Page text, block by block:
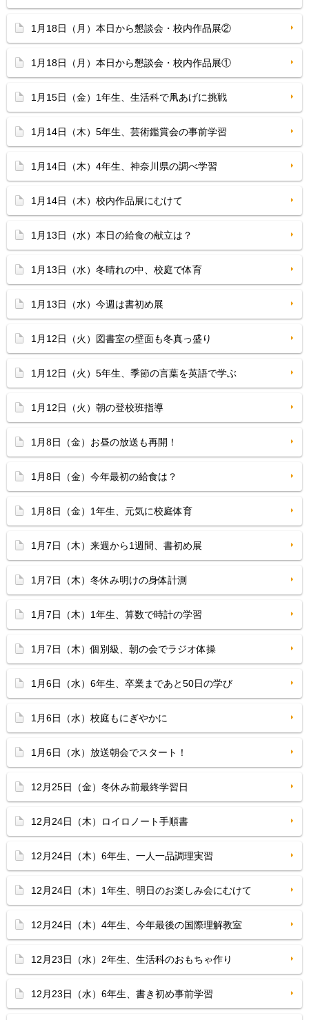
1月18日（月）本日から懇談会・校内作品展②
1月18日（月）本日から懇談会・校内作品展①
1月15日（金）1年生、生活科で凧あげに挑戦
1月14日（木）5年生、芸術鑑賞会の事前学習
1月14日（木）4年生、神奈川県の調べ学習
1月14日（木）校内作品展にむけて
1月13日（水）本日の給食の献立は？
1月13日（水）冬晴れの中、校庭で体育
1月13日（水）今週は書初め展
1月12日（火）図書室の壁面も冬真っ盛り
1月12日（火）5年生、季節の言葉を英語で学ぶ
1月12日（火）朝の登校班指導
1月8日（金）お昼の放送も再開！
1月8日（金）今年最初の給食は？
1月8日（金）1年生、元気に校庭体育
1月7日（木）来週から1週間、書初め展
1月7日（木）冬休み明けの身体計測
1月7日（木）1年生、算数で時計の学習
1月7日（木）個別級、朝の会でラジオ体操
1月6日（水）6年生、卒業まであと50日の学び
1月6日（水）校庭もにぎやかに
1月6日（水）放送朝会でスタート！
12月25日（金）冬休み前最終学習日
12月24日（木）ロイロノート手順書
12月24日（木）6年生、一人一品調理実習
12月24日（木）1年生、明日のお楽しみ会にむけて
12月24日（木）4年生、今年最後の国際理解教室
12月23日（水）2年生、生活科のおもちゃ作り
12月23日（水）6年生、書き初め事前学習